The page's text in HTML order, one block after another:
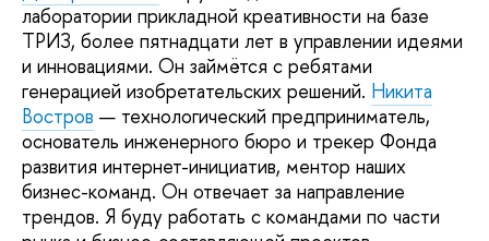
лаборатории прикладной креативности на базе
ТРИЗ, более пятнадцати лет в управлении идеями
и инновациями. Он займётся с ребятами
генерацией изобретательских решений. Никита
Востров — технологический предприниматель,
основатель инженерного бюро и трекер Фонда
развития интернет-инициатив, ментор наших
бизнес-команд. Он отвечает за направление
трендов. Я буду работать с командами по части